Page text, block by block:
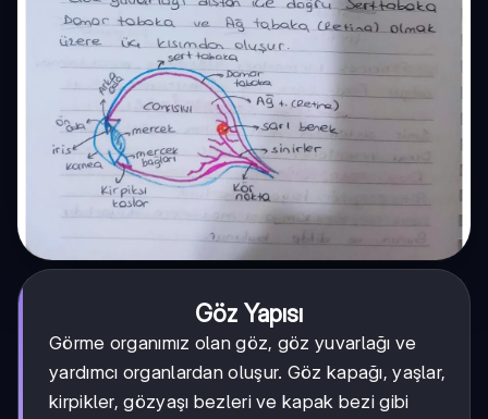
Göz Yapısı
Görme organımız olan göz, göz yuvarlağı ve
yardımcı organlardan oluşur. Göz kapağı, yaşlar,
kirpikler, gözyaşı bezleri ve kapak bezi gibi